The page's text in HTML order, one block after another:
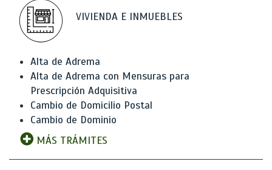
VIVIENDA E INMUEBLES
Alta de Adrema
Alta de Adrema con Mensuras para
Prescripción Adquisitiva
Cambio de Domicilio Postal
Cambio de Dominio
MÁS TRÁMITES